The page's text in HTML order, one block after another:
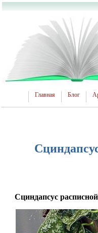
Главная Блог
Сциндапсус